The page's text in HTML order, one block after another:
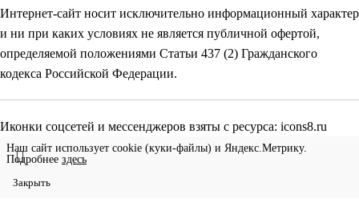
Интернет-сайт носит исключительно информационный характер
и ни при каких условиях не является публичной офертой,
определяемой положениями Статьи 437 (2) Гражданского
кодекса Российской Федерации.
Иконки соцсетей и мессенджеров взяты с ресурса: icons8.ru
Наш сайт использует cookie (куки-файлы) и Яндекс.Метрику.
Подробнее здесь
Закрыть